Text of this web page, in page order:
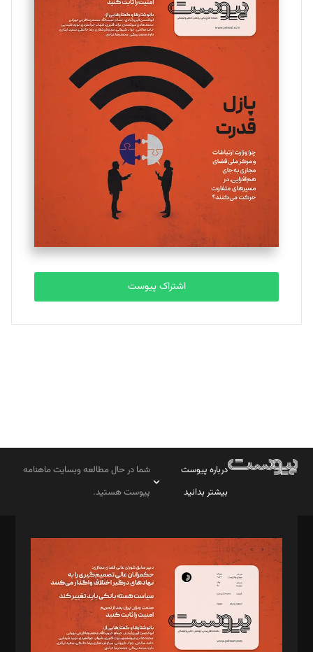
مینا پاکدل
یسنا امان‌پور
تحریریه
ملینا جعفری
تحریریه
مصطفی مسجدی آرانی
تحریریه
بابک نقاش
تحریریه
اشتراک پیوست
درباره پیوست
بیشتر بدانید
شما در حال مطالعه وبسایت ماهنامه
پیوست هستید.
مدیر مسئول: محمدباقر اثنی‌عشری
سردبیر: مهرک محمودی
دبیر تحریریه: میثم قاسمی
د‌بیر ناداستان: سمانه سمیع
د‌بیر خدمت و تجارت: ابوالفضل رجبی
د‌بیر حقوق فناوری: حسام‌الدین ایپکچی